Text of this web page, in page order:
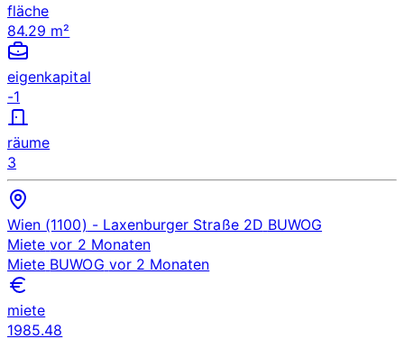
fläche
84.29 m²
eigenkapital
-1
räume
3
Wien (1100) - Laxenburger Straße 2D BUWOG
Miete vor 2 Monaten
Miete BUWOG vor 2 Monaten
miete
1985.48